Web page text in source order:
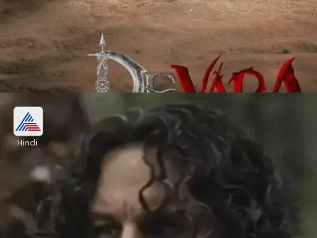
देवरा का ट्रेलर एक्शन-थ्रिलर से भरा है, जिसे फैन्स
ने काफी पसंद किया।
Image credits: instagram
Hindi